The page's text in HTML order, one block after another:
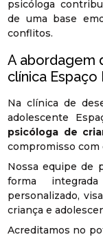
psicóloga
de uma base
conflitos.
A abordagem
clínica Espaço
Na clínica de
adolescente
psicóloga de
compromisso com
Nossa equipe de
forma
personalizado,
criança e
Acreditamos no